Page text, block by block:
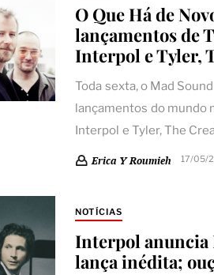
O Que Há de
lançamentos de
Interpol e Tyler,
Toda sexta, o Mad
lançamentos do mundo
Interpol e Tyler, The
Erica Y Roumieh 17/05/
NOTÍCIAS
Interpol anuncia
lança inédita;